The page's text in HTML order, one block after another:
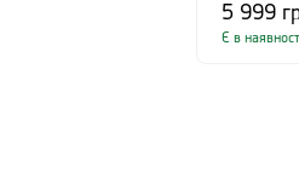
5 999
Є в